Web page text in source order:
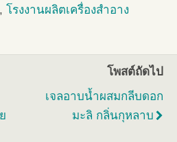
, โรงงานผลิตเครื่องสำอาง
โพสต์ถัดไป
เจลอาบน้ำผสมกลีบดอก
มะลิ กลิ่นกุหลาบ